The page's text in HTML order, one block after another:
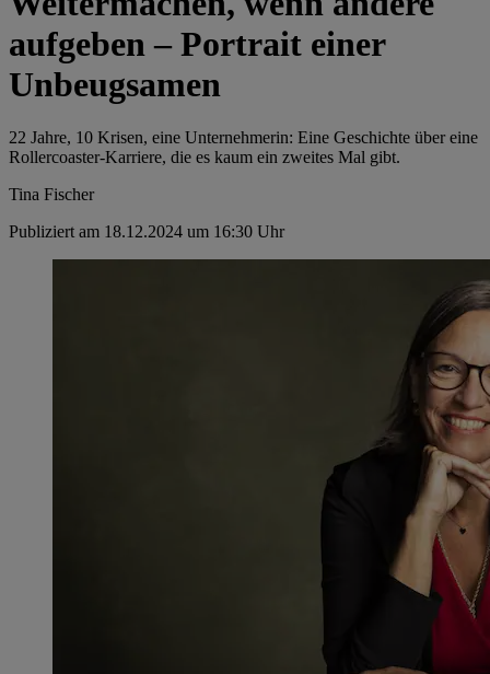
aufgeben – Portrait einer
Unbeugsamen
22 Jahre, 10 Krisen, eine Unternehmerin: Eine Geschichte über eine
Rollercoaster-Karriere, die es kaum ein zweites Mal gibt.
Tina Fischer
Publiziert am 18.12.2024 um 16:30 Uhr